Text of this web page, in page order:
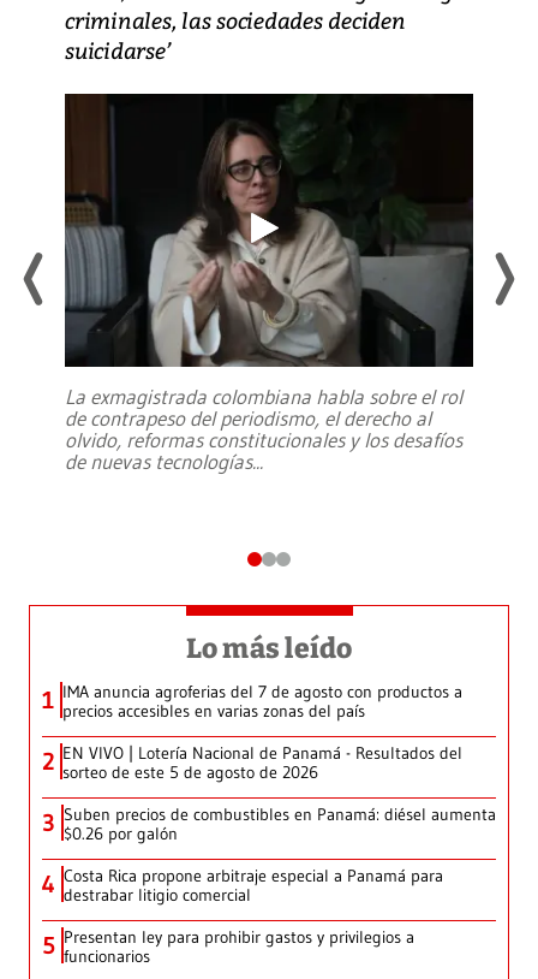
criminales, las sociedades deciden
suicidarse’
La exmagistrada colombiana habla sobre el rol
de contrapeso del periodismo, el derecho al
olvido, reformas constitucionales y los desafíos
de nuevas tecnologías...
Lo más leído
1 IMA anuncia agroferias del 7 de agosto con productos a
precios accesibles en varias zonas del país
2 EN VIVO | Lotería Nacional de Panamá - Resultados del
sorteo de este 5 de agosto de 2026
3 Suben precios de combustibles en Panamá: diésel aumenta
$0.26 por galón
4 Costa Rica propone arbitraje especial a Panamá para
destrabar litigio comercial
5 Presentan ley para prohibir gastos y privilegios a
funcionarios